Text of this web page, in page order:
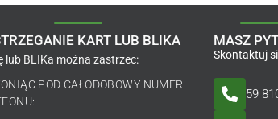
KART LUB BLIKA
lub BLIKa można zastrzec:
POD CAŁODOBOWY NUMER
MASZ
Skontaktuj
59